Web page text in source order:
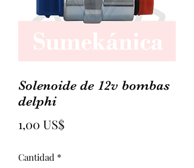
Solenoide de 12v bombas
delphi
1,00 US$Precio
Cantidad *